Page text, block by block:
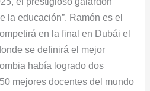
la educación”. Ramón es el
en la final en Dubái el
se definirá el mejor
había logrado dos
mejores docentes del mundo